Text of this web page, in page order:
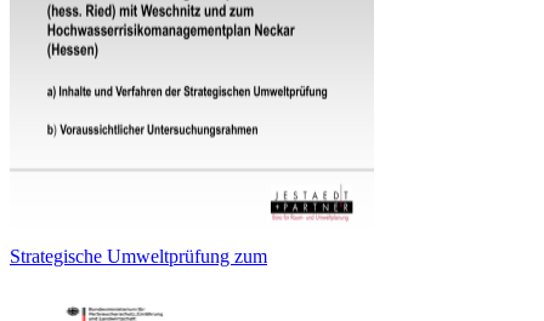
Strategische Umweltprüfung zum